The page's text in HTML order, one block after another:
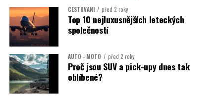
CESTOVÁNÍ před 2 roky
Top 10 nejluxusnějších leteckých
společností
AUTO - MOTO před 2 roky
Proč jsou SUV a pick-upy dnes tak
oblíbené?